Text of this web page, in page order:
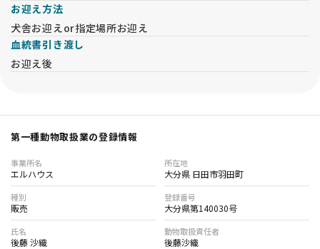
お迎え方法
犬舎お迎えor指定場所お迎え
血統書引き渡し
お迎え後
第一種動物取扱業の登録情報
事業所名
エルハウス
所在地
大分県 日田市羽田町
種別
販売
登録番号
大分県第140030号
氏名
後藤 沙織
動物取扱責任者
後藤沙織